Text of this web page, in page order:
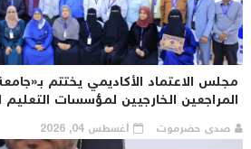
الاعتماد الأكاديمي يختتم بـ«جامعة
الخارجيين لمؤسسات التعليم
صدى حضرموت
أغسطس 04, 2026